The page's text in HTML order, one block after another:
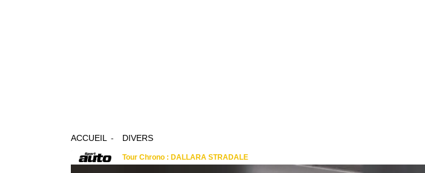
ACCUEIL DIVERS